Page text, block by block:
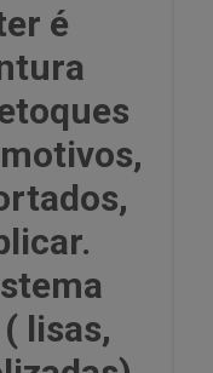
é
lisas,